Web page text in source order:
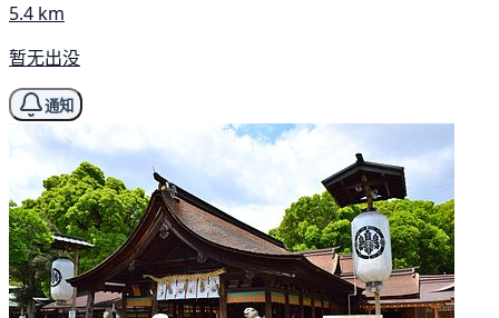
5.4 km
暂无出没
通知